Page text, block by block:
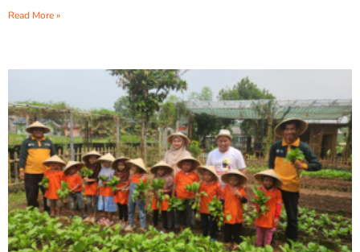
Read More »